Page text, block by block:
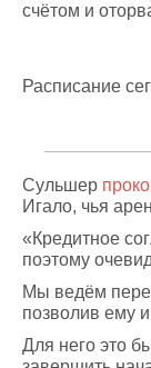
счётом и
Расписание
Сульшер
Игало, чья
«Кредитное
поэтому
Мы ведём
позволив ему
Для него это